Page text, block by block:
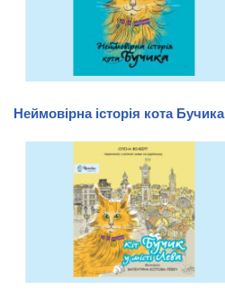
Неймовірна історія кота Бучика